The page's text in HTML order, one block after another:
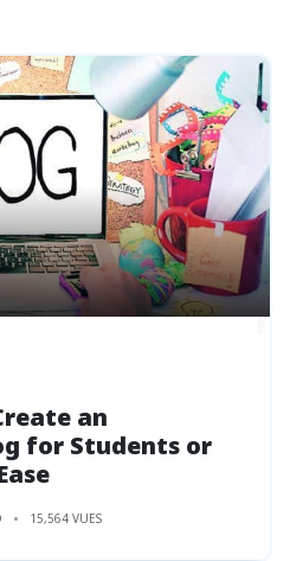
an
for Students or
15,564 VUES